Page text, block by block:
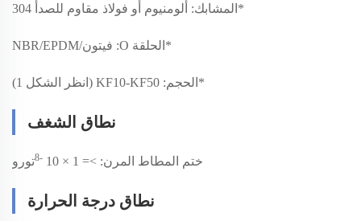
* المشابك: ألومنيوم أو فولاذ مقاوم للصدأ 304
* الحلقة O: فيتون/NBR/EPDM
* الحجم: KF10-KF50 (انظر الشكل 1)
نطاق الشغف
ختم المطاط المرن: >= 1 × 10 -8 تورو
نطاق درجة الحرارة